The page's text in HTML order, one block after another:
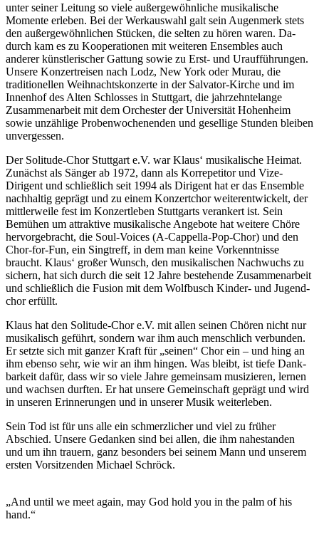
unter seiner Leitung so viele außer­gewöhnliche musi­­ka­lische
Momente erleben. Bei der Werk­auswahl galt sein Augenmerk stets
den außer­gewöhn­lichen Stücken, die selten zu hören waren. Da­
durch kam es zu Kooperationen mit weiteren Ensembles auch
anderer künstlerischer Gattung sowie zu Erst- und Ur­auf­führungen.
Unsere Konzertreisen nach Lodz, New York oder Murau, die
traditionellen Weihnachts­konzerte in der Salvator-Kirche und im
Innenhof des Alten Schlosses in Stutt­gart, die jahrzehntelange
Zusammen­­arbeit mit dem Orchester der Universität Hohen­heim
sowie unzählige Proben­wochen­enden und gesellige Stunden bleiben
unvergessen.
Der Solitude-Chor Stuttgart e.V. war Klaus‘ musikalische Heimat.
Zunächst als Sänger ab 1972, dann als Korrepetitor und Vize-
Dirigent und schließlich seit 1994 als Dirigent hat er das Ensemble
nach­haltig geprägt und zu einem Konzert­chor weiterentwickelt, der
mittlerweile fest im Konzert­leben Stutt­garts ver­ankert ist. Sein
Bemühen um attraktive musi­kalische Angebote hat weitere Chöre
her­vor­­gebracht, die Soul-Voices (A-Cappella-Pop-Chor) und den
Chor-for-Fun, ein Sing­treff, in dem man keine Vor­kennt­nisse
braucht. Klaus‘ großer Wunsch, den musikalischen Nachwuchs zu
sichern, hat sich durch die seit 12 Jahre bestehende Zusammen­arbeit
und schließ­lich die Fusion mit dem Wolfbusch Kinder- und Jugend­
chor erfüllt.
Klaus hat den Solitude-Chor e.V. mit allen seinen Chören nicht nur
musikalisch geführt, sondern war ihm auch mensch­lich verbunden.
Er setzte sich mit ganzer Kraft für „seinen“ Chor ein – und hing an
ihm ebenso sehr, wie wir an ihm hingen. Was bleibt, ist tiefe Dank­
bar­keit dafür, dass wir so viele Jahre gemeinsam musizieren, lernen
und wachsen durften. Er hat unsere Gemeinschaft geprägt und wird
in unseren Erinnerungen und in unserer Musik weiterleben.
Sein Tod ist für uns alle ein schmerz­licher und viel zu früher
Abschied. Unsere Gedanken sind bei allen, die ihm nahe­standen
und um ihn trauern, ganz besonders bei seinem Mann und unserem
ersten Vorsitzenden Michael Schröck.
„And until we meet again, may God hold you in the palm of his
hand.“